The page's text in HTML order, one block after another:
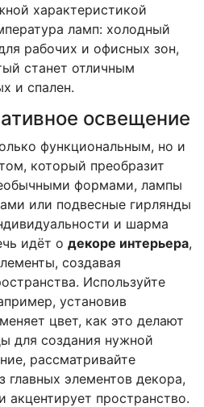
характеристикой
ламп: холодный
рабочих и офисных зон,
станет отличным
и спален.
освещение
функциональным, но и
который преобразит
формами, лампы
или подвесные гирлянды
и шарма
идёт о декоре интерьера,
создавая
Используйте
установив
цвет, как это делают
для создания нужной
рассматривайте
главных элементов декора,
акцентирует пространство.